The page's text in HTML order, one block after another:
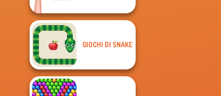
GIOCHI DI SNAKE